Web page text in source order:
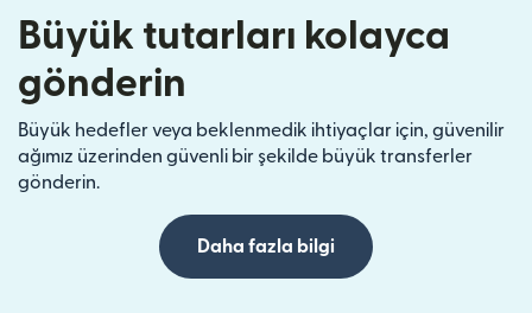
Büyük tutarları kolayca
gönderin
Büyük hedefler veya beklenmedik ihtiyaçlar için, güvenilir
ağımız üzerinden güvenli bir şekilde büyük transferler
gönderin.
Daha fazla bilgi